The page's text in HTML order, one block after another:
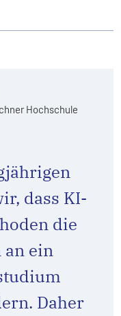
dass KI-
die
an ein
Daher
Hochschule